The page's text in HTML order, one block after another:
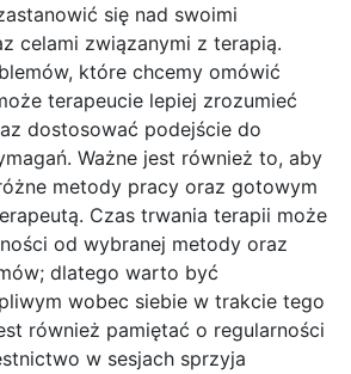
się nad swoimi
celami związanymi z terapią.
które chcemy omówić
terapeucie lepiej zrozumieć
dostosować podejście do
Ważne jest również to, aby
metody pracy oraz gotowym
Czas trwania terapii może
od wybranej metody oraz
dlatego warto być
wobec siebie w trakcie tego
również pamiętać o regularności
w sesjach sprzyja